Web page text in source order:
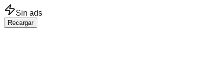
Saltar al contenido principal
Sin ads
Recargar